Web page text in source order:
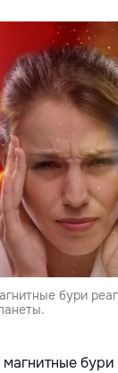
бури
магнитные